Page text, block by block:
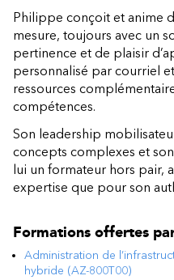
Philippe conçoit et anime
mesure, toujours avec un
pertinence et de plaisir
personnalisé par courriel
ressources
compétences.
Son leadership
concepts complexes et
lui un formateur hors pair,
expertise que pour son
Formations offertes
Administration de
hybride (AZ-800T00)